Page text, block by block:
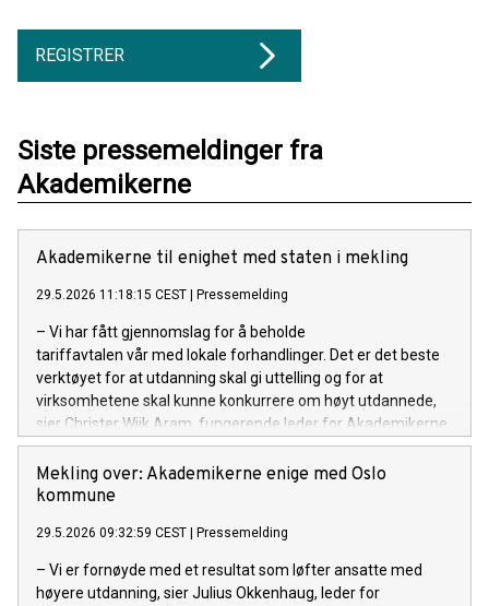
REGISTRER
Siste pressemeldinger fra
Akademikerne
Akademikerne til enighet med staten i mekling
29.5.2026 11:18:15 CEST Pressemelding
– Vi har fått gjennomslag for å beholde
tariffavtalen vår med lokale forhandlinger. Det er det beste
verktøyet for at utdanning skal gi uttelling og for at
virksomhetene skal kunne konkurrere om høyt utdannede,
sier Christer Wiik Aram, fungerende leder for Akademikerne
stat.
Mekling over: Akademikerne enige med Oslo
kommune
29.5.2026 09:32:59 CEST Pressemelding
– Vi er fornøyde med et resultat som løfter ansatte med
høyere utdanning, sier Julius Okkenhaug, leder for